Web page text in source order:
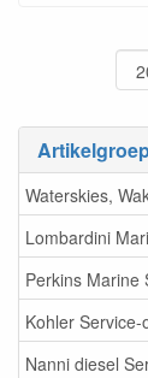
Waterskies,
Lombardini
Perkins Marine
Kohler
Nanni diesel